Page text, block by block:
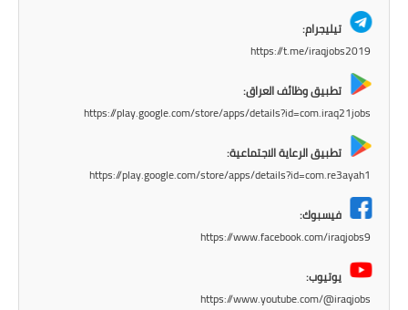
المرحلة الاعدادية
تيليجرام:
https://t.me/iraqjobs2019
تطبيق وظائف العراق:
https://play.google.com/store/apps/details?id=com.iraq21jobs
تطبيق الرعاية الاجتماعية:
https://play.google.com/store/apps/details?id=com.re3ayah1
فيسبوك:
https://www.facebook.com/iraqjobs9
يوتيوب:
https://www.youtube.com/@iraqjobs